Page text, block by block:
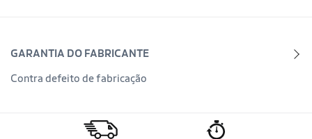
GARANTIA DO FABRICANTE
Contra defeito de fabricação